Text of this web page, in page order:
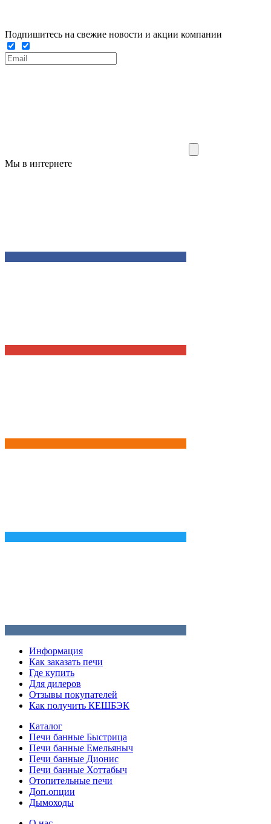
Подпишитесь на свежие новости и акции компании
Мы в интернете
Информация
Как заказать печи
Где купить
Для дилеров
Отзывы покупателей
Как получить КЕШБЭК
Каталог
Печи банные Быстрица
Печи банные Емельяныч
Печи банные Дионис
Печи банные Хоттабыч
Отопительные печи
Доп.опции
Дымоходы